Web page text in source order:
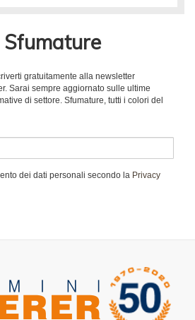
gratuitamente alla newsletter
Sarai sempre aggiornato sulle ultime
di settore. Sfumature, tutti i colori del
dei dati personali secondo la Privacy